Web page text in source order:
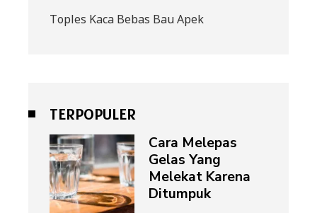
Toples Kaca Bebas Bau Apek
TERPOPULER
Cara Melepas
Gelas Yang
Melekat Karena
Ditumpuk